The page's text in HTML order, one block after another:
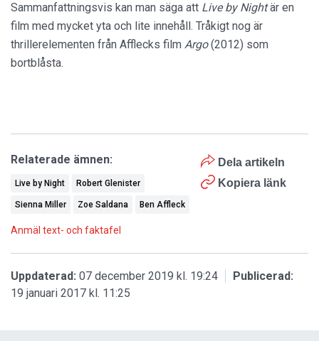
Sammanfattningsvis kan man säga att Live by Nightär en
film med mycket yta och lite innehåll. Tråkigt nog är
thrillerelementen från Afflecks film Argo(2012) som
bortblåsta.
Dela artikeln
Kopiera länk
Relaterade ämnen:
Live by Night Robert Glenister
Sienna Miller Zoe Saldana Ben Affleck
Anmäl text- och faktafel
Uppdaterad: 07 december 2019 kl. 19:24
Publicerad:
19 januari 2017 kl. 11:25